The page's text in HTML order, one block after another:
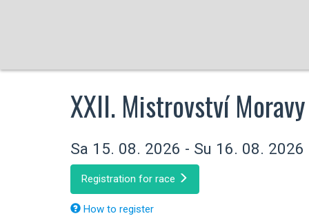
XXII. Mistrovství
Sa 15. 08. 2026 - Su 16. 08. 2026
Registration for race
How to register